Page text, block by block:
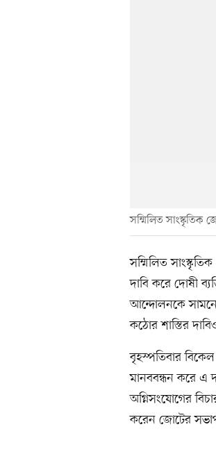
সম্মিলিত সাংস্কৃতিক
সম্মিলিত
দাবি করে দোষী
আন্দোলনকে সামনে
কঠোর শাস্তির
বৃহস্পতিবার
মানববন্ধন করে এ
অগ্নিসংযোগের
করেন জোটের